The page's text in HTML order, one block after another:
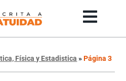
Física y Estadistica »Página 3